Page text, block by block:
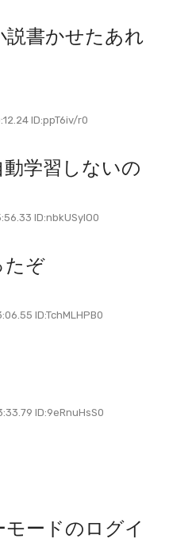
書かせたあれ
ID:ppT6iv/r0
学習しないの
ID:nbkUSyIO0
たぞ
ID:TchMLHPB0
ID:9eRnuHsS0
ードのログイ